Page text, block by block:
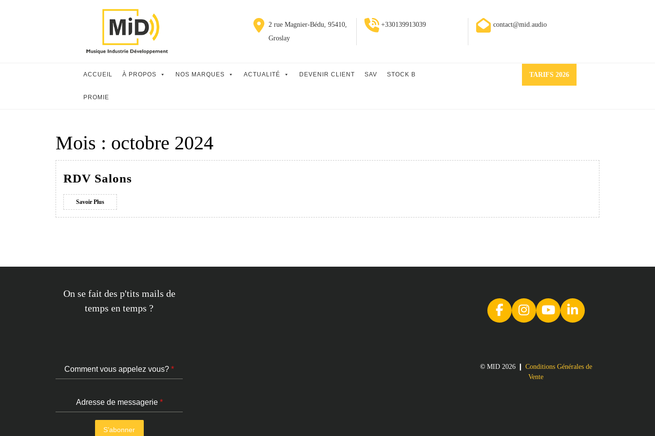
2 rue Magnier-Bédu, 95410,
Groslay
+330139913039 contact@mid.audio
ACCUEIL À PROPOS NOS MARQUES ACTUALITÉ DEVENIR CLIENT SAV STOCK B
PROMIE
TARIFS 2026Request
a
Mois : octobre 2024
RDV Salons
Savoir PlusSavoir
Plus
On se fait des p'tits mails de
temps en temps ?
Comment vous appelez vous? *
Adresse de messagerie *
S’abonner
©MID 2026 ❙ Conditions Générales de
Vente